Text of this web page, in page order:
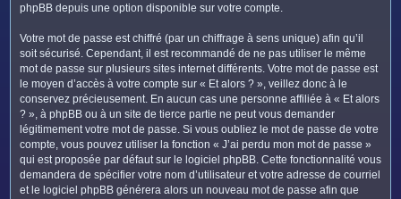
phpBB depuis une option disponible sur votre compte.
Votre mot de passe est chiffré (par un chiffrage à sens unique) afin qu’il
soit sécurisé. Cependant, il est recommandé de ne pas utiliser le même
mot de passe sur plusieurs sites internet différents. Votre mot de passe est
le moyen d’accès à votre compte sur « Et alors ? », veillez donc à le
conservez précieusement. En aucun cas une personne affiliée à « Et alors
? », à phpBB ou à un site de tierce partie ne peut vous demander
légitimement votre mot de passe. Si vous oubliez le mot de passe de votre
compte, vous pouvez utiliser la fonction « J’ai perdu mon mot de passe »
qui est proposée par défaut sur le logiciel phpBB. Cette fonctionnalité vous
demandera de spécifier votre nom d’utilisateur et votre adresse de courriel
et le logiciel phpBB générera alors un nouveau mot de passe afin que